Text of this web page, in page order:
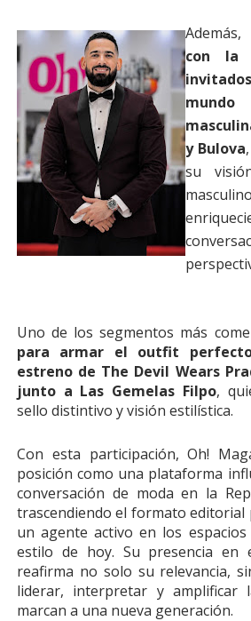
Además,
con la
y Bulova
su
Uno de los segmentos más
para armar el outfit
estreno de The Devil Wears
junto a Las Gemelas Filpo,
sello distintivo y visión estilística.
Con esta participación, Oh!
posición como una plataforma
conversación de moda en la
trascendiendo el formato editorial
un agente activo en los
estilo de hoy. Su presencia en
reafirma no solo su relevancia,
liderar, interpretar y amplificar
marcan a una nueva generación.